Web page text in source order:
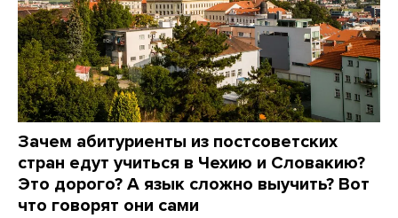
Зачем абитуриенты из постсоветских
стран едут учиться в Чехию и Словакию?
Это дорого? А язык сложно выучить? Вот
что говорят они сами